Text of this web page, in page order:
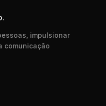
impulsionar
comunicação